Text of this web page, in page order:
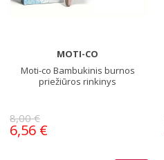
MOTI-CO
Moti-co Bambukinis burnos
priežiūros rinkinys
8,00 €
6,56 €